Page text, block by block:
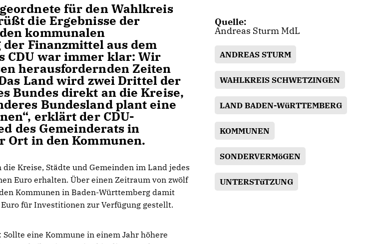
für den Wahlkreis
die Ergebnisse der
kommunalen
Finanzmittel aus dem
CDU war immer klar: Wir
herausfordernden Zeiten
Land wird zwei Drittel der
Bundes direkt an die Kreise,
Bundesland plant eine
erklärt der CDU-
des Gemeinderats in
Ort in den Kommunen.
Kreise, Städte und Gemeinden im Land jedes
Euro erhalten. Über einen Zeitraum von zwölf
Kommunen in Baden-Württemberg damit
für Investitionen zur Verfügung gestellt.
eine Kommune in einem Jahr höhere
Quelle:
Andreas Sturm MdL
ANDREAS STURM
WAHLKREIS SCHWETZINGEN
LAND BADEN-WüRTTEMBERG
KOMMUNEN
SONDERVERMöGEN
UNTERSTüTZUNG